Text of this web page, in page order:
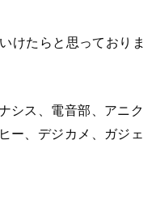
けたらと思っておりま
シス、電音部、アニク
ー、デジカメ、ガジェ